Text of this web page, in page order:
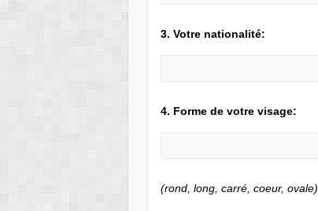
3. Votre nationalité:
4. Forme de votre visage:
(rond, long, carré, coeur, ovale)